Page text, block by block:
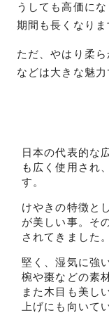
うしても高価に
期間も長くなりま
ただ、やはり柔
などは大きな魅力
日本の代表的な
も広く使用され
す。
けやきの特徴と
が美しい事。そ
されてきました。
堅く、湿気に強
椀や棗などの素
また木目も美し
上げにも向いて